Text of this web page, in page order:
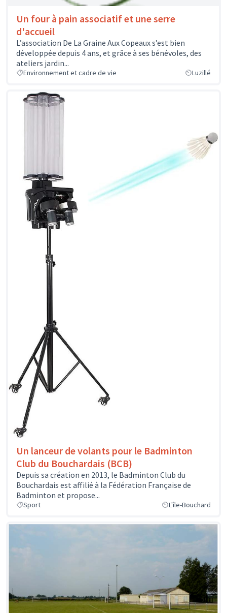
Un four à pain associatif et une serre
d'accueil
L’association De La Graine Aux Copeaux s’est bien
développée depuis 4 ans, et grâce à ses bénévoles, des
ateliers jardin...
Environnement et cadre de vie Luzillé
Un lanceur de volants pour le Badminton
Club du Bouchardais (BCB)
Depuis sa création en 2013, le Badminton Club du
Bouchardais est affilié à la Fédération Française de
Badminton et propose...
Sport L'île-Bouchard